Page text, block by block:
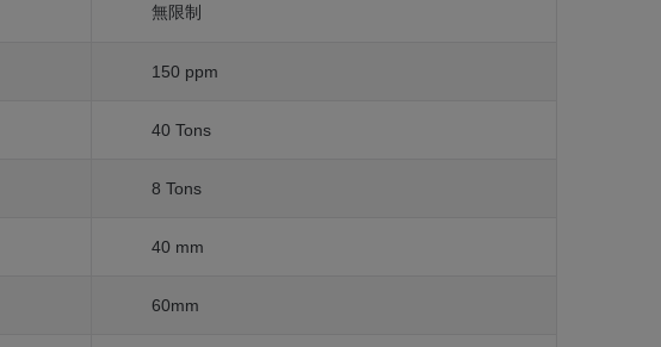
無限制
150 ppm
40 Tons
8 Tons
40 mm
60mm